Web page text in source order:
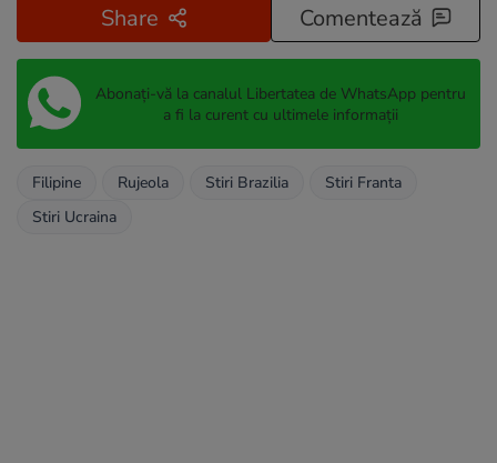
Share Comentează
Abonați-vă la canalul Libertatea de WhatsApp pentru
a fi la curent cu ultimele informații
Filipine Rujeola Stiri Brazilia
Stiri Franta
Stiri Ucraina